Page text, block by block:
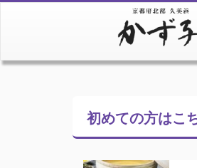
初めての方はこ